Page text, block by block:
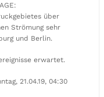
über
Strömung sehr
und Berlin.
erwartet.
21.04.19, 04:30